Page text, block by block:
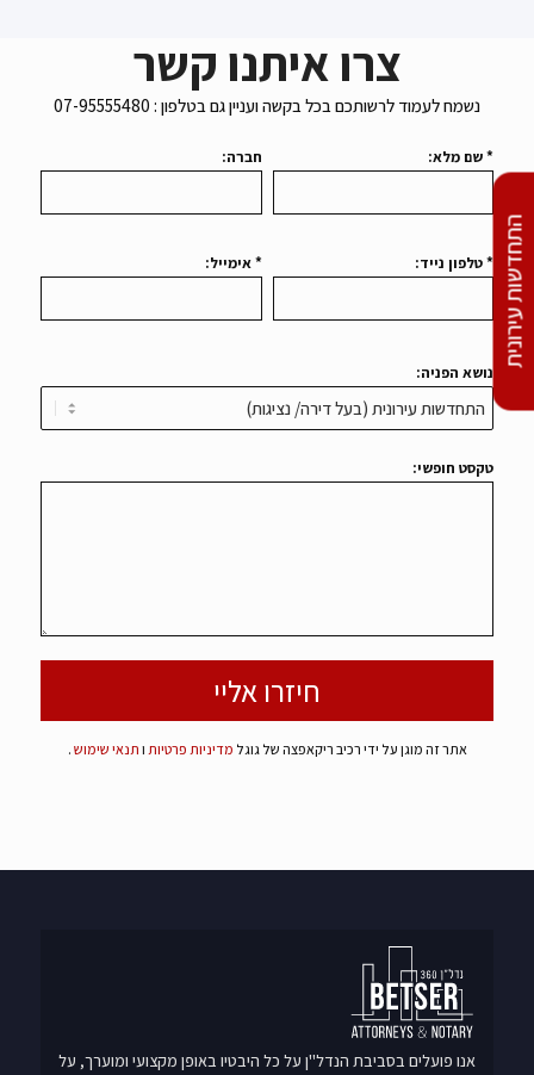
התחדשות עירונית
צרו איתנו קשר
נשמח לעמוד לרשותכם בכל בקשה ועניין גם בטלפון : 07-95555480
* שם מלא: חברה:
* טלפון נייד: * אימייל:
נושא הפניה:
טקסט חופשי:
אתר זה מוגן על ידי רכיב ריקאפצה של גוגל מדיניות פרטיות ו תנאי שימוש .
אנו פועלים בסביבת הנדל"ן על כל היבטיו באופן מקצועי ומוערך, על